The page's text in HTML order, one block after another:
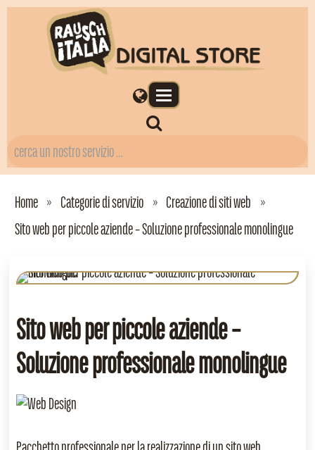
Home Categorie di servizio
Creazione di siti web
Sito web per piccole aziende – Soluzione professionale monolingue
Sito web per piccole aziende –
Soluzione professionale monolingue